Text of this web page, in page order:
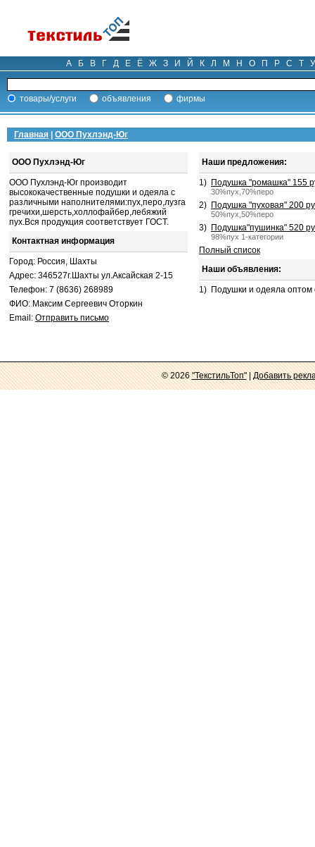
А Б В Г Д Е Ё Ж З И Й К Л М Н О П Р С Т У
товары/услуги объявления фирмы
Главная ООО Пухлэнд-Юг
ООО Пухлэнд-Юг
ООО Пухлэнд-Юг производит
высококачественные подушки и одеяла с
различными наполнителями:пух,перо,лузга
гречихи,шерсть,холлофайбер,лебяжий
пух.Вся продукция соответствует ГОСТ.
Контактная информация
Город: Россия, Шахты
Адрес: 346527г.Шахты ул.Аксайская 2-15
Телефон: 7 (8636) 268989
ФИО: Максим Сергеевич Оторкин
Email: Отправить письмо
Наши предложения:
1) Подушка "ромашка" 155
30%пух,70%перо
2) Подушка "пуховая" 200
50%пух,50%перо
3) Подушка"пушинка" 520
98%пух 1-категории
Полный список
Наши объявления:
1) Подушки и одеяла оптом
© 2026"ТекстильТоп"|Добавить